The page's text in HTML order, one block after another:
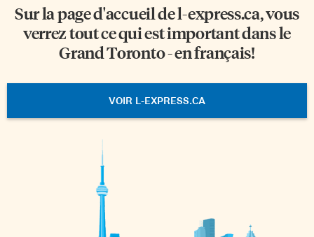
Sur la page d'accueil del-express.ca, vous
verrez tout ce qui est important dans le
Grand Toronto - en français!
VOIR L-EXPRESS.CA